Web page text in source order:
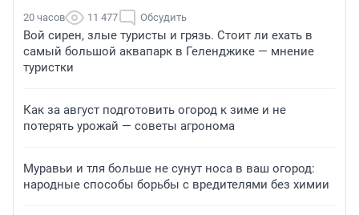
20 часов 11 477 Обсудить
Вой сирен, злые туристы и грязь. Стоит ли ехать в
самый большой аквапарк в Геленджике — мнение
туристки
Как за август подготовить огород к зиме и не
потерять урожай — советы агронома
Муравьи и тля больше не сунут носа в ваш огород:
народные способы борьбы с вредителями без химии